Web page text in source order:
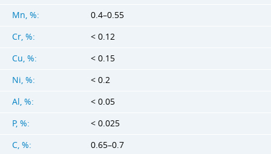
Mn, %:
0.4–0.55
Cr, %:
< 0.12
Cu, %:
< 0.15
Ni, %:
< 0.2
Al, %:
< 0.05
P, %:
< 0.025
C, %:
0.65–0.7